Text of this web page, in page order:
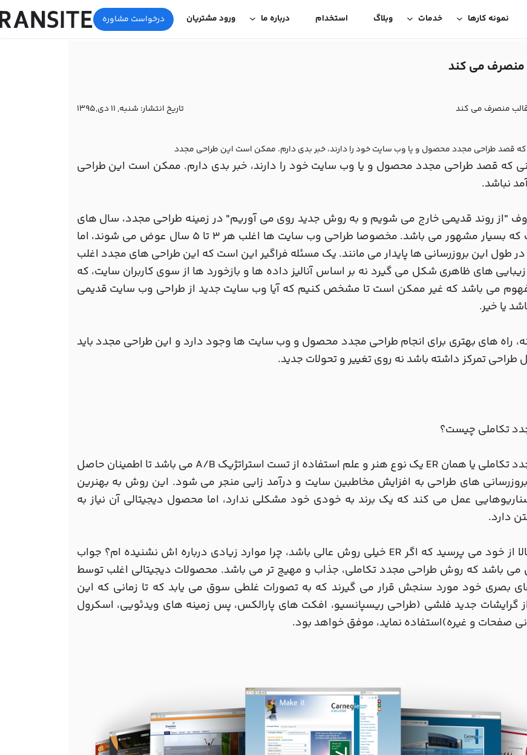
نمونه کارها خدمات وبلاگ استخدام درباره ما ورود مشتریان درخواست مشاوره
تاریخ انتشار: شنبه, 11 دی,1395
که قصد طراحی مجدد محصول و یا وب سایت خود را دارند، خبر بدی دارم. ممکن است این طراحی مجدد
که قصد طراحی مجدد محصول و یا وب سایت خود را دارند، خبر بدی دارم. ممکن است این طراحی
نباشد.
"از روند قدیمی خارج می شویم و به روش جدید روی می آوریم" در زمینه طراحی مجدد، سال های
سال است که بسیار مشهور می باشد. مخصوصا طراحی وب سایت ها اغلب هر 3 تا 5 سال عوض می شوند، اما
طول این بروزرسانی ها پایدار می مانند. یک مسئله فراگیر این است که این طراحی های مجدد اغلب
های ظاهری شکل می گیرد نه بر اساس آنالیز داده ها و بازخورد ها از سوی کاربران سایت، که
می باشد که غیر ممکن است تا مشخص کنیم که آیا وب سایت جدید از طراحی وب سایت قدیمی
یا خیر.
راه های بهتری برای انجام طراحی مجدد محصول و وب سایت ها وجود دارد و این طراحی مجدد باید
طراحی تمرکز داشته باشد نه روی تغییر و تحولات جدید.
تکاملی چیست؟
طراحی مجدد تکاملی یا همان ER یک نوع هنر و علم استفاده از تست استراتژیک A/B می باشد تا اطمینان حاصل
های طراحی به افزایش مخاطبین سایت و درآمد زایی منجر می شود. این روش به بهنرین
عمل می کند که یک برند به خودی خود مشکلی ندارد، اما محصول دیجیتالی آن نیاز به
دارد.
شما احتمالا از خود می پرسید که اگر ER خیلی روش عالی باشد، چرا موارد زیادی درباره اش نشنیده ام؟ جواب
می باشد که روش طراحی مجدد تکاملی، جذاب و مهیج تر می باشد. محصولات دیجیتالی اغلب توسط
بصری خود مورد سنجش قرار می گیرند که به تصورات غلطی سوق می یابد که تا زمانی که این
گرایشات جدید فلشی (طراحی ریسپانسیو، افکت های پارالکس، پس زمینه های ویدئویی، اسکرول
صفحات و غیره)استفاده نماید، موفق خواهد بود.